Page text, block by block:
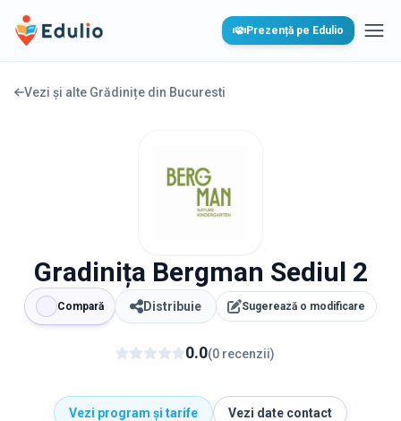
Edulio Prezență pe Edulio
Vezi și alte Grădinițe din Bucuresti
Gradinița Bergman Sediul 2
Compară Distribuie Sugerează o modificare
0.0(0 recenzii)
Vezi program și tarife Vezi date contact